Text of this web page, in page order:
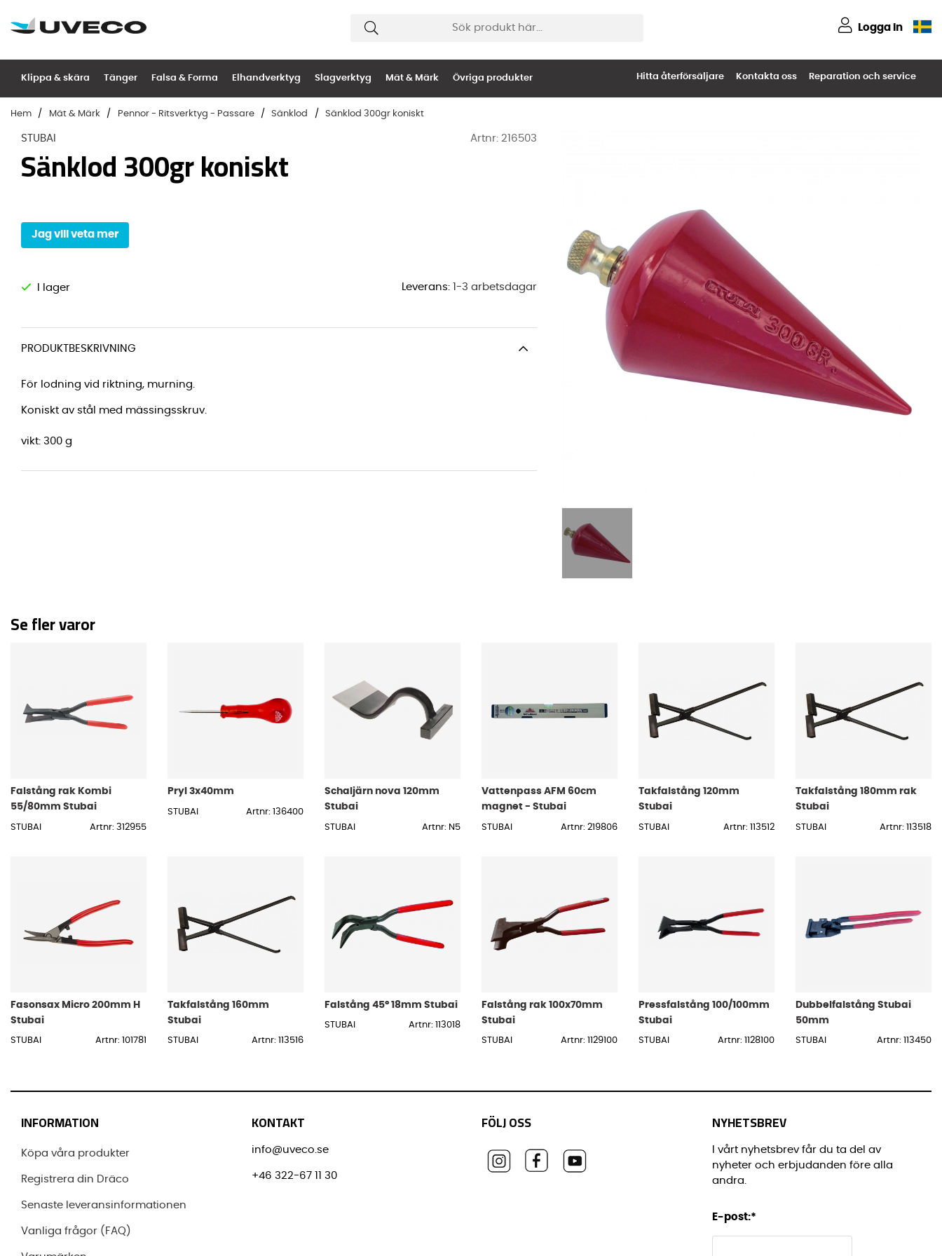
Logga in
Klippa & skära Tänger Falsa & Forma Elhandverktyg Slagverktyg Mät & Märk Övriga produkter Hitta återförsäljare Kontakta oss Reparation och service
Hem Mät & Märk Pennor - Ritsverktyg - Passare Sänklod Sänklod 300gr koniskt
STUBAI Artnr: 216503
Sänklod 300gr koniskt
Jag vill veta mer
Leverans: 1-3 arbetsdagar
PRODUKTBESKRIVNING
För lodning vid riktning, murning.
Koniskt av stål med mässingsskruv.
vikt: 300 g
Se fler varor
Falstång rak Kombi
55/80mm Stubai
STUBAI Artnr: 312955
Pryl 3x40mm
STUBAI Artnr: 136400
Schaljärn nova 120mm
Stubai
STUBAI Artnr: N5
Vattenpass AFM 60cm
magnet - Stubai
STUBAI Artnr: 219806
Takfalstång 120mm
Stubai
STUBAI Artnr: 113512
Takfalstång 180mm rak
Stubai
STUBAI Artnr: 113518
Fasonsax Micro 200mm H
Stubai
STUBAI Artnr: 101781
Takfalstång 160mm
Stubai
STUBAI Artnr: 113516
Falstång 45° 18mm Stubai
STUBAI Artnr: 113018
Falstång rak 100x70mm
Stubai
STUBAI Artnr: 1129100
Pressfalstång 100/100mm
Stubai
STUBAI Artnr: 1128100
Dubbelfalstång Stubai
50mm
STUBAI Artnr: 113450
INFORMATION
Köpa våra produkter
Registrera din Dräco
Senaste leveransinformationen
Vanliga frågor (FAQ)
KONTAKT
info@uveco.se
+46 322-67 11 30
FÖLJ OSS NYHETSBREV
I vårt nyhetsbrev får du ta del av
nyheter och erbjudanden före alla
andra.
E-post:*